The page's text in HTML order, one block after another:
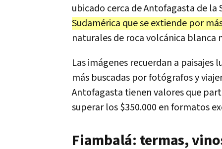
ubicado cerca de Antofagasta de la
Sudamérica que se extiende por
naturales de roca volcánica blanca
Las imágenes recuerdan a paisajes
más buscadas por fotógrafos y
Antofagasta tienen valores que
superar los $350.000 en formatos
Fiambalá: termas,